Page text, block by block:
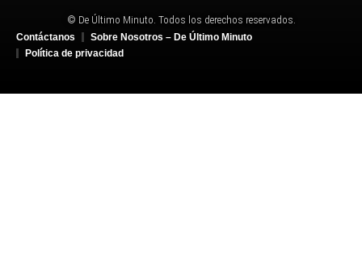
© De Último Minuto. Todos los derechos reservados.
Contáctanos
Sobre Nosotros – De Último Minuto
Política de privacidad